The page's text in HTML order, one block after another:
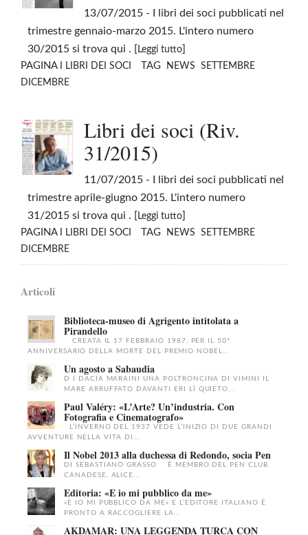
13/07/2015 - I libri dei soci pubblicati nel
trimestre gennaio-marzo 2015. L'intero numero
30/2015 si trova qui . [ Leggi tutto]
PAGINA I LIBRI DEI SOCI TAG NEWS
SETTEMBRE
DICEMBRE
Libri dei soci (Riv.
31/2015)
11/07/2015 - I libri dei soci pubblicati nel
trimestre aprile-giugno 2015. L'intero numero
31/2015 si trova qui . [ Leggi tutto]
PAGINA I LIBRI DEI SOCI TAG NEWS
SETTEMBRE
DICEMBRE
Articoli
Biblioteca-museo di Agrigento intitolata a
Pirandello
CREATA IL 17 FEBBRAIO 1987, PER IL 50°
ANNIVERSARIO DELLA MORTE DEL PREMIO NOBEL...
Un agosto a Sabaudia
D I DACIA MARAINI UNA POLTRONCINA DI VIMINI IL
MARE ARRUFFATO DAVANTI ERI LÌ QUIETO...
Paul Valéry: «L’Arte? Un’industria. Con
Fotografia e Cinematografo»
L’INVERNO DEL 1937 VEDE L’INIZIO DI DUE GRANDI
AVVENTURE NELLA VITA DI...
Il Nobel 2013 alla duchessa di Redondo, socia Pen
DI SEBASTIANO GRASSO È MEMBRO DEL PEN CLUB
CANADESE, ALICE...
Editoria: «E io mi pubblico da me»
«E IO MI PUBBLICO DA ME» E L’EDITORE ITALIANO È
PRONTO A RACCOGLIERE LA...
AKDAMAR: UNA LEGGENDA TURCA CON